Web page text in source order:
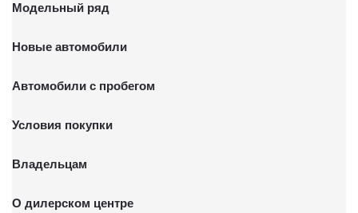
Модельный ряд
Новые автомобили
Автомобили с пробегом
Условия покупки
Владельцам
О дилерском центре